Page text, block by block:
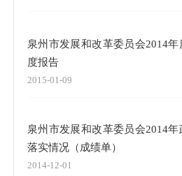
泉州市发展和改革委员会2014
度报告
2015-01-09
泉州市发展和改革委员会2014
落实情况（成绩单）
2014-12-01